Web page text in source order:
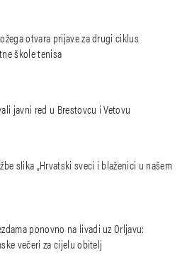
otvara prijave za drugi ciklus
škole tenisa
javni red u Brestovcu i Vetovu
slika „Hrvatski sveci i blaženici u našem
ponovno na livadi uz Orljavu:
večeri za cijelu obitelj